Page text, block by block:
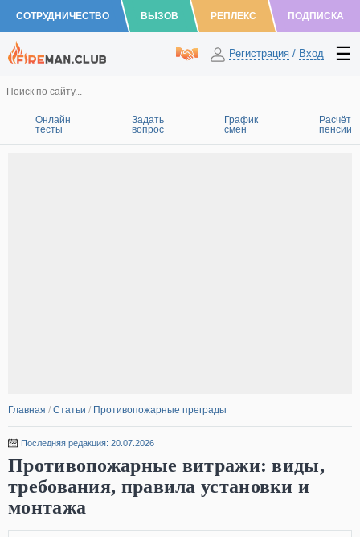
СОТРУДНИЧЕСТВО ВЫЗОВ РЕПЛЕКС ПОДПИСКА
Регистрация / Вход
Онлайн
тесты
Задать
вопрос
График
смен
Расчёт
пенсии
Главная / Статьи / Противопожарные преграды
Последняя редакция: 20.07.2026
Противопожарные витражи: виды,
требования, правила установки и
монтажа